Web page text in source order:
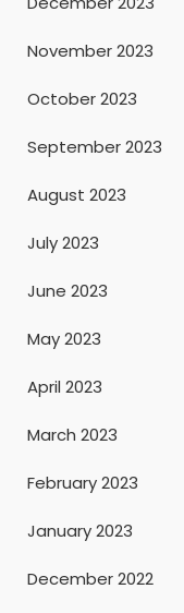
November 2023
October 2023
September 2023
August 2023
July 2023
June 2023
May 2023
April 2023
March 2023
February 2023
January 2023
December 2022